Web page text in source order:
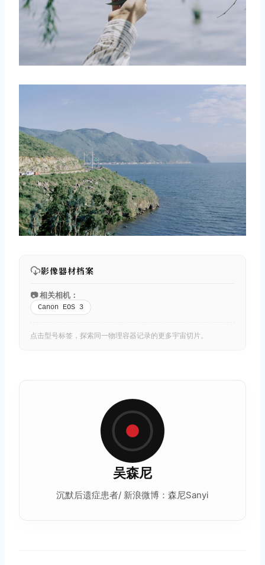
影像器材档案
📷 相关相机：
Canon EOS 3
点击型号标签，探索同一物理容器记录的更多宇宙切片。
吴森尼
沉默后遗症患者/ 新浪微博：森尼Sanyi
取消 搜索